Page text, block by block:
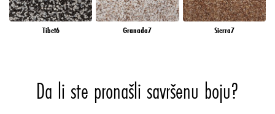
Tibet6 Granada7 Sierra7
Da li ste pronašli savršenu boju?